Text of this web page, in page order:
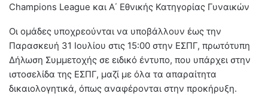
Champions League και Α΄ Εθνικής Κατηγορίας Γυναικών
Οι ομάδες υποχρεούνται να υποβάλλουν έως την
Παρασκευή 31 Ιουλίου στις 15:00 στην ΕΣΠΓ, πρωτότυπη
Δήλωση Συμμετοχής σε ειδικό έντυπο, που υπάρχει στην
ιστοσελίδα της ΕΣΠΓ, μαζί με όλα τα απαραίτητα
δικαιολογητικά, όπως αναφέρονται στην προκήρυξη.